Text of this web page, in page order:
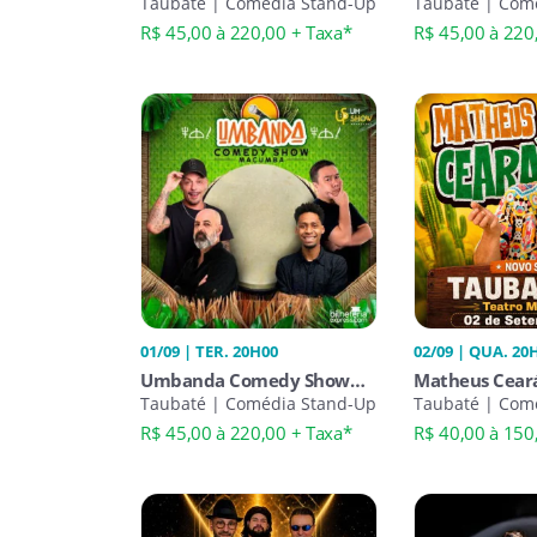
R$ 45,00 à 220,00 + Taxa* R$ 45,00 à
01/09 | TER. 20H00
Umbanda Comedy Show
em Taubaté
Taubaté | Comédia Stand-Up
R$ 45,00 à 220,00 + Taxa*
02/09 | QUA.
Matheus
Taubaté |
R$ 40,00 à